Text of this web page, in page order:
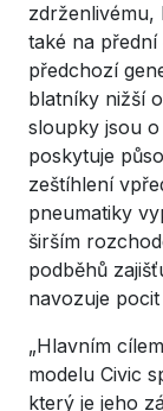
zdrženlivému,
také na
předchozí
blatníky nižší
sloupky jsou
poskytuje
zeštíhlení
pneumatiky
širším
podběhů
navozuje
„Hlavním
modelu Civic
který je jeho